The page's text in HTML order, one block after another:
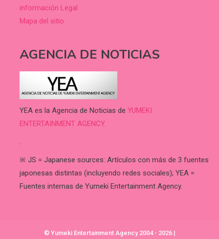
información Legal
Mapa del sitio
AGENCIA DE NOTICIAS
YEA es la Agencia de Noticias de YUMEKI
ENTERTAINMENT AGENCY.
.
※ JS = Japanese sources: Artículos con más de 3 fuentes
japonesas distintas (incluyendo redes sociales); YEA =
Fuentes internas de Yumeki Entertainment Agency.
© Yumeki Entertainment Agency 2004 - 2026 |